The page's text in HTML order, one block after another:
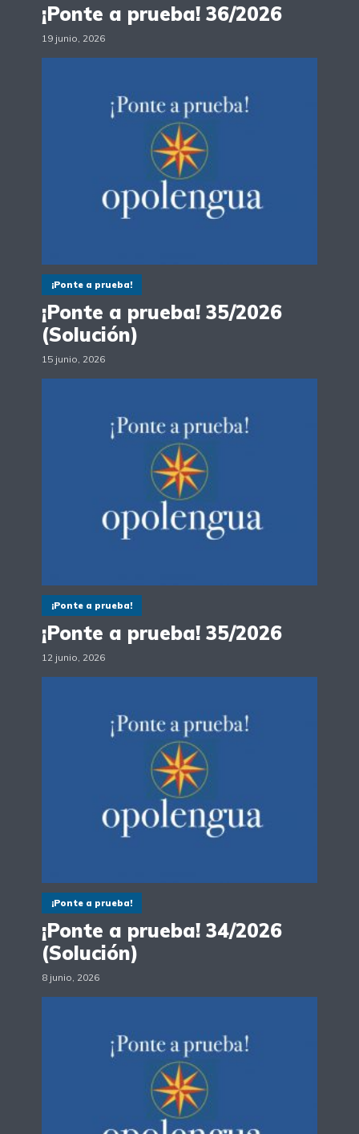
¡Ponte a prueba! 36/2026
19 junio, 2026
¡Ponte a prueba!
¡Ponte a prueba! 35/2026
(Solución)
15 junio, 2026
¡Ponte a prueba!
¡Ponte a prueba! 35/2026
12 junio, 2026
¡Ponte a prueba!
¡Ponte a prueba! 34/2026
(Solución)
8 junio, 2026